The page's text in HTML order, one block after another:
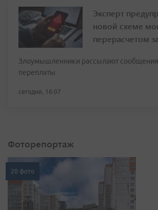
Эксперт
новой схеме
перерасчетом
Злоумышленники рассылают сообщения
переплаты
сегодня, 16:07
Фоторепортаж
20 фото